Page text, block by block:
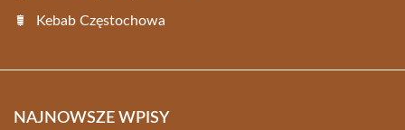
Kebab Częstochowa
NAJNOWSZE WPISY